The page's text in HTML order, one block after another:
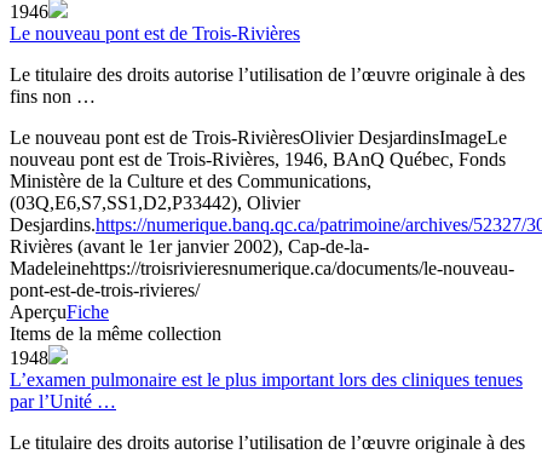
1946
Le nouveau pont est de Trois-Rivières
Le titulaire des droits autorise l’utilisation de l’œuvre originale à des
fins non …
Le nouveau pont est de Trois-RivièresOlivier DesjardinsImageLe
nouveau pont est de Trois-Rivières, 1946, BAnQ Québec, Fonds
Ministère de la Culture et des Communications,
(03Q,E6,S7,SS1,D2,P33442), Olivier
Desjardins.https://numerique.banq.qc.ca/patrimoine/archives/52327/
Rivières (avant le 1er janvier 2002), Cap-de-la-
Madeleinehttps://troisrivieresnumerique.ca/documents/le-nouveau-
pont-est-de-trois-rivieres/
AperçuFiche
Items de la même collection
1948
L’examen pulmonaire est le plus important lors des cliniques tenues
par l’Unité …
Le titulaire des droits autorise l’utilisation de l’œuvre originale à des